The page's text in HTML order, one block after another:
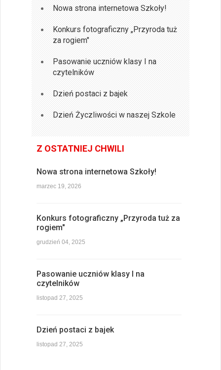
Nowa strona internetowa Szkoły!
Konkurs fotograficzny „Przyroda tuż
za rogiem"
Pasowanie uczniów klasy I na
czytelników
Dzień postaci z bajek
Dzień Życzliwości w naszej Szkole
Z OSTATNIEJ CHWILI
Nowa strona internetowa Szkoły!
marzec 19, 2026
Konkurs fotograficzny „Przyroda tuż za
rogiem"
grudzień 04, 2025
Pasowanie uczniów klasy I na
czytelników
listopad 27, 2025
Dzień postaci z bajek
listopad 27, 2025